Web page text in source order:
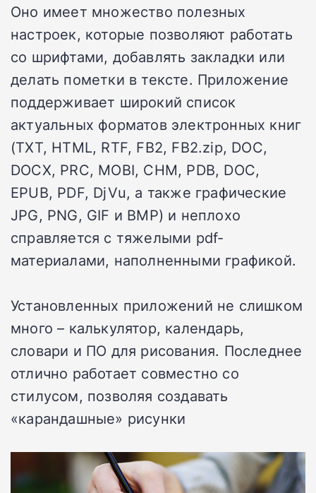
Оно имеет множество полезных
настроек, которые позволяют работать
со шрифтами, добавлять закладки или
делать пометки в тексте. Приложение
поддерживает широкий список
актуальных форматов электронных книг
(TXT, HTML, RTF, FB2, FB2.zip, DOC,
DOCX, PRC, MOBI, CHM, PDB, DOC,
EPUB, PDF, DjVu, а также графические
JPG, PNG, GIF и BMP) и неплохо
справляется с тяжелыми pdf-
материалами, наполненными графикой.
Установленных приложений не слишком
много – калькулятор, календарь,
словари и ПО для рисования. Последнее
отлично работает совместно со
стилусом, позволяя создавать
«карандашные» рисунки